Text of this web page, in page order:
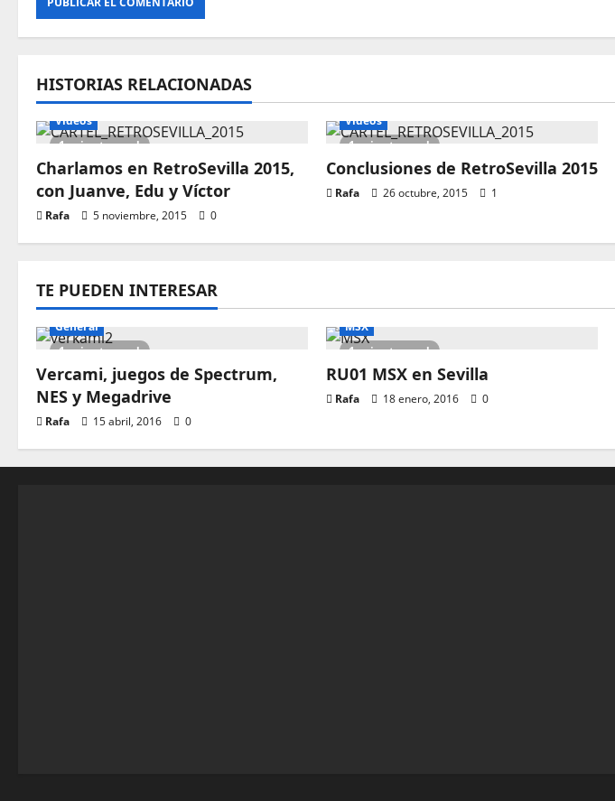
HISTORIAS RELACIONADAS
1 minute read
Vídeos
Charlamos en RetroSevilla 2015,
con Juanve, Edu y Víctor
Rafa 5 noviembre, 2015 0
1 minute read
Vídeos
Conclusiones de RetroSevilla 2015
Rafa 26 octubre, 2015 1
TE PUEDEN INTERESAR
1 minute read
General
Vercami, juegos de Spectrum,
NES y Megadrive
Rafa 15 abril, 2016 0
1 minute read
MSX
RU01 MSX en Sevilla
Rafa 18 enero, 2016 0